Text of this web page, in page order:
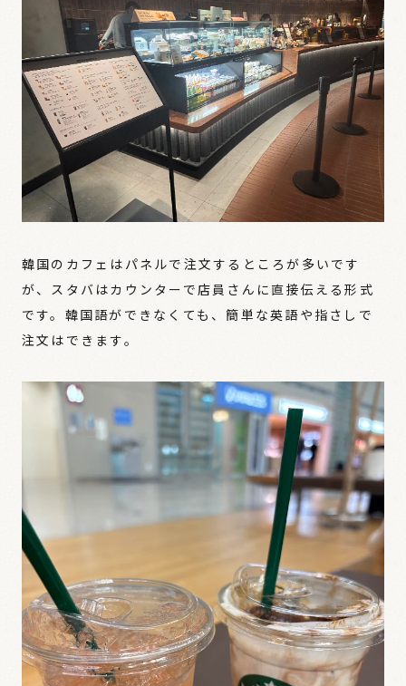
韓国のカフェはパネルで注文するところが多いです
が、スタバはカウンターで店員さんに直接伝える形式
です。韓国語ができなくても、簡単な英語や指さしで
注文はできます。